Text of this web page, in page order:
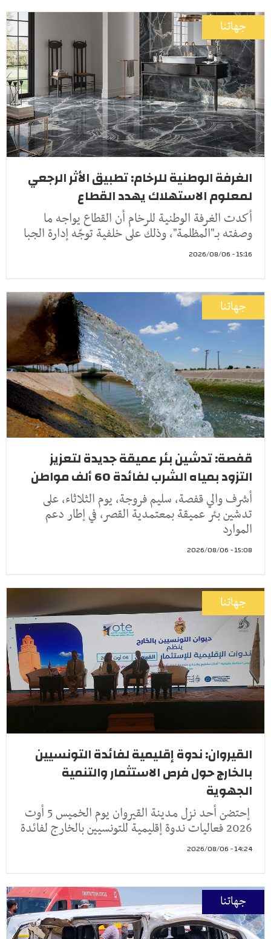
جهاتنا
الغرفة الوطنية للرخام: تطبيق الأثر الرجعي
لمعلوم الاستهلاك يهدد القطاع
أكدت الغرفة الوطنية للرخام أن القطاع يواجه ما
وصفته بـ"المظلمة"، وذلك على خلفية توجّه إدارة الجبا
15:16 - 2026/08/06
جهاتنا
قفصة: تدشين بئر عميقة جديدة لتعزيز
التزود بمياه الشرب لفائدة 60 ألف مواطن
أشرف والي قفصة، سليم فروجة، يوم الثلاثاء، على
تدشين بئر عميقة بمعتمدية القصر، في إطار دعم
الموارد
15:08 - 2026/08/06
جهاتنا
القيروان: ندوة إقليمية لفائدة التونسيين
بالخارج حول فرص الاستثمار والتنمية
الجهوية
إحتضن أحد نزل مدينة القيروان يوم الخميس 5 أوت
2026 فعاليات ندوة إقليمية للتونسيين بالخارج لفائدة
14:24 - 2026/08/06
جهاتنا